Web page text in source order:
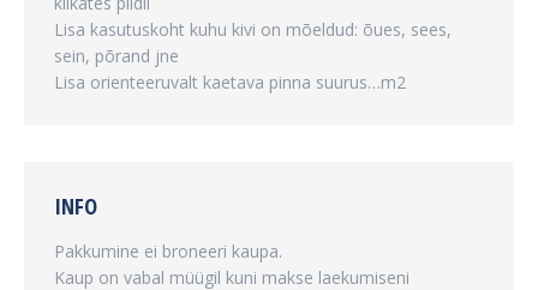
Lisa kasutuskoht kuhu kivi on mõeldud: õues, sees,
sein, põrand jne
Lisa orienteeruvalt kaetava pinna suurus…m2
INFO
Pakkumine ei broneeri kaupa.
Kaup on vabal müügil kuni makse laekumiseni